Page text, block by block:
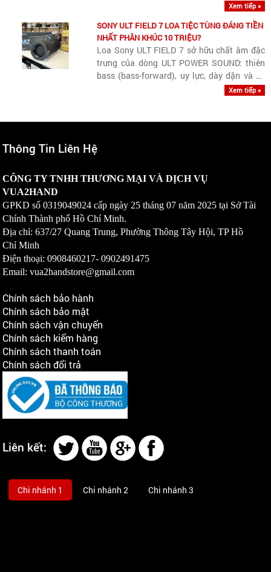
Xem tiếp »
SONY ULT FIELD 7 LOA TIỆC TÙNG ĐÁNG TIỀN
NHẤT PHÂN KHÚC 10 TRIỆU?
Loa Sony ULT FIELD 7 sở hữu chất âm đặc
trưng của dòng ULT POWER SOUND: thiên
bass (bass-forward), uy lực, dày dặn và có
âm lượng lớn. Tuy thiên trầm phục vụ các
Xem tiếp »
Thông Tin Liên Hệ
CÔNG TY TNHH THƯƠNG MẠI VÀ DỊCH VỤ
VUA2HAND
GPKD số0319049024 cấp ngày 25 tháng 07 năm 2025 tại Sở Tài
Chính Thành phố Hồ Chí Minh.
Địa chỉ: 637/27 Quang Trung, Phường Thông Tây Hội, TP Hồ
Chí Minh
Điện thoại: 0908460217-0902491475
Email: vua2handstore@gmail.com
Chính sách bảo hành
Chính sách bảo mật
Chính sách vận chuyển
Chính sách kiểm hàng
Chính sách thanh toán
Chính sách đổi trả
Liên kết:
Chi nhánh 1 Chi nhánh 2 Chi nhánh 3